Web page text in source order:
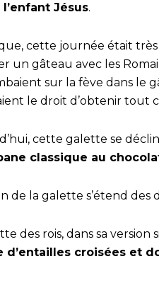
l’enfant Jésus.
cette journée était
un gâteau avec les
sur la fève dans le
le droit d’obtenir tout
cette galette se
classique au
de la galette s’étend
des rois, dans sa version
d’entailles croisées et